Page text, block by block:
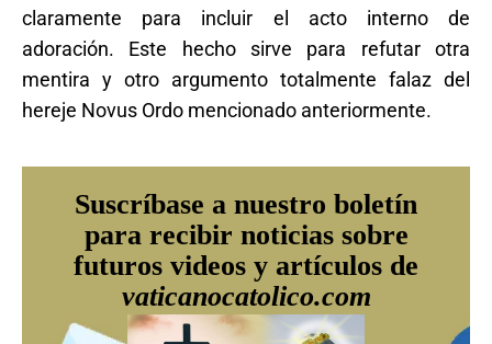
claramente para incluir el acto interno de
adoración. Este hecho sirve para refutar otra
mentira y otro argumento totalmente falaz del
hereje Novus Ordo mencionado anteriormente.
Suscríbase a nuestro boletín
para recibir noticias sobre
futuros videos y artículos de
vaticanocatolico.com